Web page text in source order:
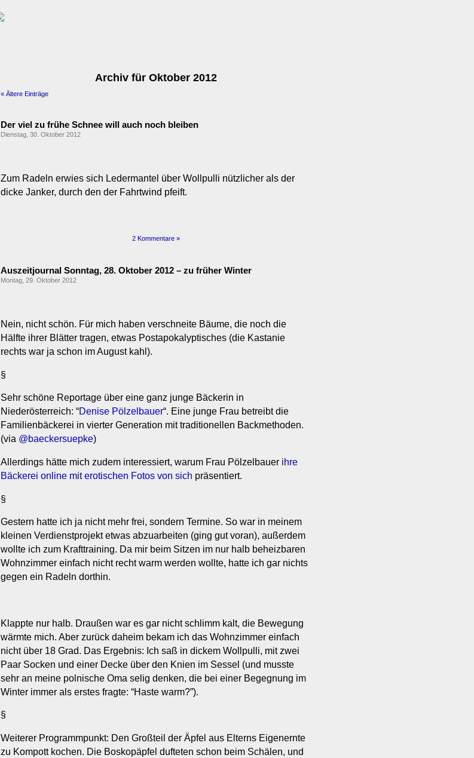
Archiv für Oktober 2012
« Ältere Einträge
Der viel zu frühe Schnee will auch noch bleiben
Dienstag, 30. Oktober 2012
Zum Radeln erwies sich Ledermantel über Wollpulli nützlicher als der
dicke Janker, durch den der Fahrtwind pfeift.
2 Kommentare »
Auszeitjournal Sonntag, 28. Oktober 2012 – zu früher Winter
Montag, 29. Oktober 2012
Nein, nicht schön. Für mich haben verschneite Bäume, die noch die
Hälfte ihrer Blätter tragen, etwas Postapokalyptisches (die Kastanie
rechts war ja schon im August kahl).
§
Sehr schöne Reportage über eine ganz junge Bäckerin in
Niederösterreich: “Denise Pölzelbauer“. Eine junge Frau betreibt die
Familienbäckerei in vierter Generation mit traditionellen Backmethoden.
(via @baeckersuepke)
Allerdings hätte mich zudem interessiert, warum Frau Pölzelbauer ihre
Bäckerei online mit erotischen Fotos von sich präsentiert.
§
Gestern hatte ich ja nicht mehr frei, sondern Termine. So war in meinem
kleinen Verdienstprojekt etwas abzuarbeiten (ging gut voran), außerdem
wollte ich zum Krafttraining. Da mir beim Sitzen im nur halb beheizbaren
Wohnzimmer einfach nicht recht warm werden wollte, hatte ich gar nichts
gegen ein Radeln dorthin.
Klappte nur halb. Draußen war es gar nicht schlimm kalt, die Bewegung
wärmte mich. Aber zurück daheim bekam ich das Wohnzimmer einfach
nicht über 18 Grad. Das Ergebnis: Ich saß in dickem Wollpulli, mit zwei
Paar Socken und einer Decke über den Knien im Sessel (und musste
sehr an meine polnische Oma selig denken, die bei einer Begegnung im
Winter immer als erstes fragte: “Haste warm?”).
§
Weiterer Programmpunkt: Den Großteil der Äpfel aus Elterns Eigenernte
zu Kompott kochen. Die Boskopäpfel dufteten schon beim Schälen, und